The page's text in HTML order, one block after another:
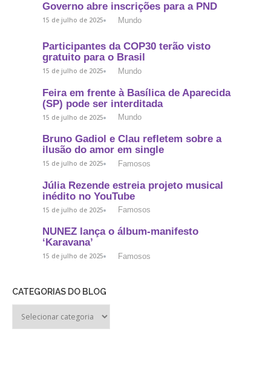
Governo abre inscrições para a PND
15 de julho de 2025 Mundo
Participantes da COP30 terão visto
gratuito para o Brasil
15 de julho de 2025 Mundo
Feira em frente à Basílica de Aparecida
(SP) pode ser interditada
15 de julho de 2025 Mundo
Bruno Gadiol e Clau refletem sobre a
ilusão do amor em single
15 de julho de 2025 Famosos
Júlia Rezende estreia projeto musical
inédito no YouTube
15 de julho de 2025 Famosos
NUNEZ lança o álbum-manifesto
‘Karavana’
15 de julho de 2025 Famosos
CATEGORIAS DO BLOG